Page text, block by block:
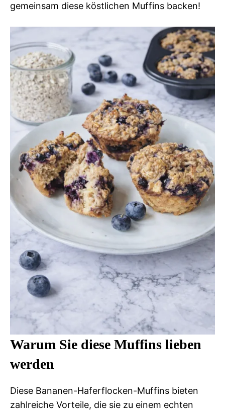
gemeinsam diese köstlichen Muffins backen!
Warum Sie diese Muffins lieben
werden
Diese Bananen-Haferflocken-Muffins bieten
zahlreiche Vorteile, die sie zu einem echten